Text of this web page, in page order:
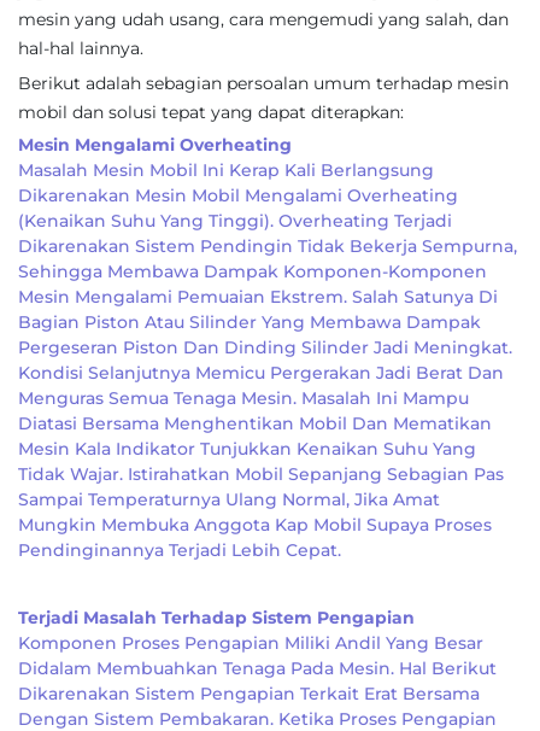
mesin yang udah usang, cara mengemudi yang salah, dan
hal-hal lainnya.
Berikut adalah sebagian persoalan umum terhadap mesin
mobil dan solusi tepat yang dapat diterapkan:
Mesin Mengalami Overheating
Masalah Mesin Mobil Ini Kerap Kali Berlangsung
Dikarenakan Mesin Mobil Mengalami Overheating
(kenaikan Suhu Yang Tinggi). Overheating Terjadi
Dikarenakan Sistem Pendingin Tidak Bekerja Sempurna,
Sehingga Membawa Dampak Komponen-Komponen
Mesin Mengalami Pemuaian Ekstrem. Salah Satunya Di
Bagian Piston Atau Silinder Yang Membawa Dampak
Pergeseran Piston Dan Dinding Silinder Jadi Meningkat.
Kondisi Selanjutnya Memicu Pergerakan Jadi Berat Dan
Menguras Semua Tenaga Mesin. Masalah Ini Mampu
Diatasi Bersama Menghentikan Mobil Dan Mematikan
Mesin Kala Indikator Tunjukkan Kenaikan Suhu Yang
Tidak Wajar. Istirahatkan Mobil Sepanjang Sebagian Pas
Sampai Temperaturnya Ulang Normal, Jika Amat
Mungkin Membuka Anggota Kap Mobil Supaya Proses
Pendinginannya Terjadi Lebih Cepat.
Terjadi Masalah Terhadap Sistem Pengapian
Komponen Proses Pengapian Miliki Andil Yang Besar
Didalam Membuahkan Tenaga Pada Mesin. Hal Berikut
Dikarenakan Sistem Pengapian Terkait Erat Bersama
Dengan Sistem Pembakaran. Ketika Proses Pengapian